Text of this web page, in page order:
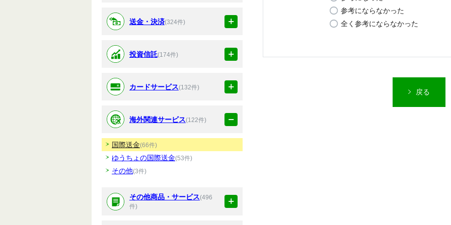
送金・決済(324件)
投資信託(174件)
カードサービス(132件)
海外関連サービス(122件)
国際送金(66件)
ゆうちょの国際送金(53件)
その他(3件)
その他商品・サービス(496
件)
参考にならなかった
全く参考にならなかった
戻る